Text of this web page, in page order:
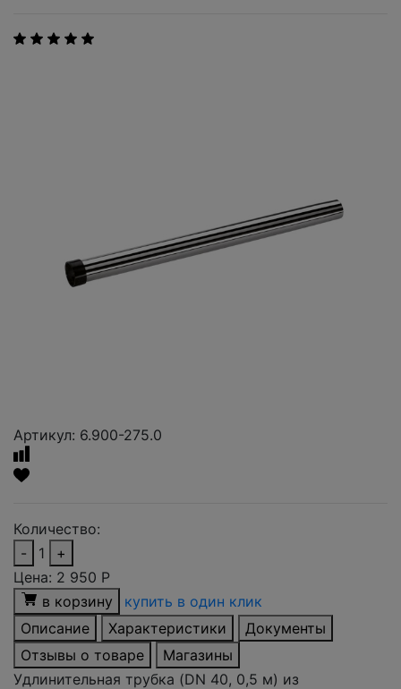
Артикул: 6.900-275.0
Количество:
-
1
+
Цена: 2 950 Р
в корзину
купить в один клик
Описание
Характеристики
Документы
Отзывы о товаре
Магазины
Удлинительная трубка (DN 40, 0,5 м) из